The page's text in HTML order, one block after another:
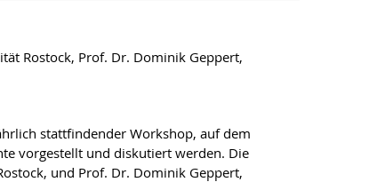
Rostock, Prof. Dr. Dominik Geppert,
stattfindender Workshop, auf dem
vorgestellt und diskutiert werden. Die
und Prof. Dr. Dominik Geppert,